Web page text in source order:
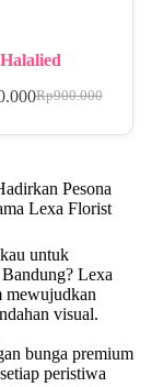
Halalied
Rp900.000
Pesona
Lexa Florist
untuk
Lexa
mewujudkan
visual.
bunga premium
peristiwa